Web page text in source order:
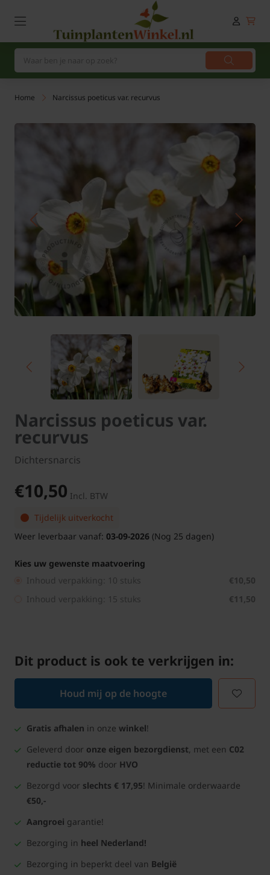
Home Narcissus poeticus var. recurvus
Narcissus poeticus var.
recurvus
Dichtersnarcis
€10,50 Incl. BTW
Tijdelijk uitverkocht
Weer leverbaar vanaf: 03-09-2026 (Nog 25 dagen)
Kies uw gewenste maatvoering
Inhoud verpakking: 10 stuks
€10,50
Inhoud verpakking: 15 stuks
€11,50
Dit product is ook te verkrijgen in:
Houd mij op de hoogte
Gratis afhalen in onze winkel!
Geleverd door onze eigen bezorgdienst, met een C02
reductie tot 90% door HVO
Bezorgd voor slechts € 17,95! Minimale orderwaarde
€50,-
Aangroei garantie!
Bezorging in heel Nederland!
Bezorging in beperkt deel van België